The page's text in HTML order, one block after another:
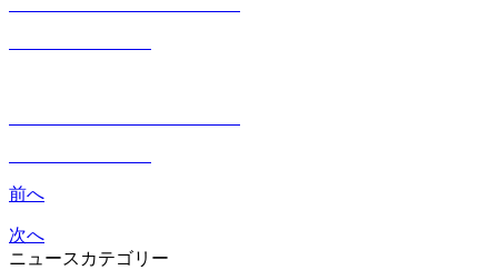
前へ
次へ
ニュースカテゴリー